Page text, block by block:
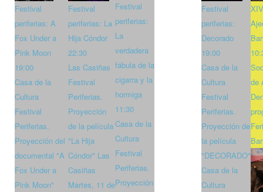
Festival
periferias: A
Fox Under a
Pink Moon
19:00
Casa de la
Cultura
Festival
Periferias.
Proyección del
documental "A
Fox Under a
Pink Moon"
Festival
periferias: La
Hija Cóndor
22:30
Las Casiñas
Festival
Periferias.
Proyección
de la película
"La Hija
Cóndor" Las
Casiñas
Martes, 11 de
Festival
periferias:
La
verdadera
fábula de la
cigarra y la
hormiga
11:30
Casa de la
Cultura
Festival
Periferias.
Proyección
Festival
periferias:
Decorado
19:00
Casa de la
Cultura
Festival
Periferias.
Proyección de
la película
"DECORADO"
Casa de la
Cultura
de